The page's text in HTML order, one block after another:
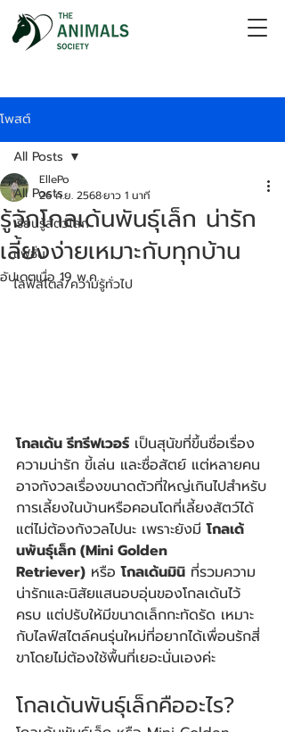
โพสต์
All Posts
เรียนรู้สัตว์โลก
แฟชั่น
ไลฟ์สไตล์/ความรู้ทั่วไป
All Posts
รู้จักโกลเด้นพันธุ์เล็ก น่ารัก
เลี้ยงง่ายเหมาะกับทุกบ้าน
EllePo
26 ก.ย. 2568ยาว 1 นาที
อัปเดตเมื่อ19 พ.ค.
โกลเด้น รีทรีฟเวอร์ เป็นสุนัขที่ขึ้นชื่อเรื่อง
ความน่ารัก ขี้เล่น และซื่อสัตย์ แต่หลายคน
อาจกังวลเรื่องขนาดตัวที่ใหญ่เกินไปสำหรับ
การเลี้ยงในบ้านหรือคอนโดที่เลี้ยงสัตว์ได้
แต่ไม่ต้องกังวลไปนะ เพราะยังมี โกลเด้
นพันธุ์เล็ก (Mini Golden
Retriever) หรือ โกลเด้นมินิ ที่รวมความ
น่ารักและนิสัยแสนอบอุ่นของโกลเด้นไว้
ครบ แต่ปรับให้มีขนาดเล็กกะทัดรัด เหมาะ
กับไลฟ์สไตล์คนรุ่นใหม่ที่อยากได้เพื่อนรักสี่
ขาโดยไม่ต้องใช้พื้นที่เยอะนั่นเองค่ะ
โกลเด้นพันธุ์เล็กคืออะไร?